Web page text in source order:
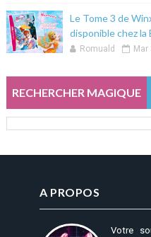
Le Tome 3 de
disponible chez
Romuald Mar
RECHERCHER MAGIQUE
A PROPOS
Votre